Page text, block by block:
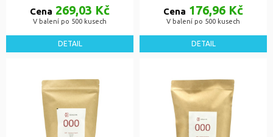
Cena 269,03 Kč
V balení po 500 kusech
DETAIL
Cena 176,96 Kč
V balení po 500 kusech
DETAIL